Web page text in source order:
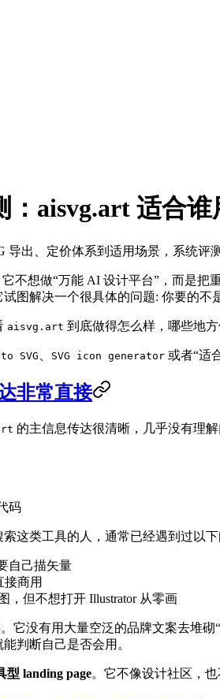
aisvg.art 适合
导出、定价体系到适用场景，系统评
不想做“万能 AI 设计平台”，而是把
图解决一个很具体的问题: 你要的不
aisvg.art 到底做得怎么样，哪些地
SVG SVG icon generator 或者“适
非常直接
的主信息传达很清晰，几乎没有理
码
这类工具的人，通常已经遇到过以下
自己描矢量
接商用
，但不想打开 Illustrator 从零画
它没有用大量空泛的品牌文案去堆
判断自己是否会用。
型 landing page。它不像设计社区，